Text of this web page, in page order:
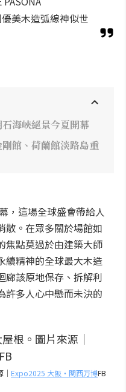
美木造弧線神似世
海峽絕景今夏開幕
館、荷蘭館淡路島重
，這場全球盛會帶給人
散。在眾多關於場館如
焦點莫過於由建築大師
續精神的全球最大木造
廊該原地保存、拆解利
許多人心中懸而未決的
Expo2025 大阪・関西万博FB